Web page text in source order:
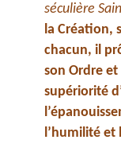
séculière
la Création,
chacun, il
son Ordre
supériorité
l’humilité et